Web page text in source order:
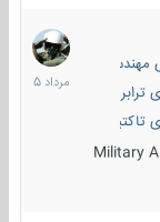
نظامی
و ضد تانک
نظامی
2
مرداد
1405